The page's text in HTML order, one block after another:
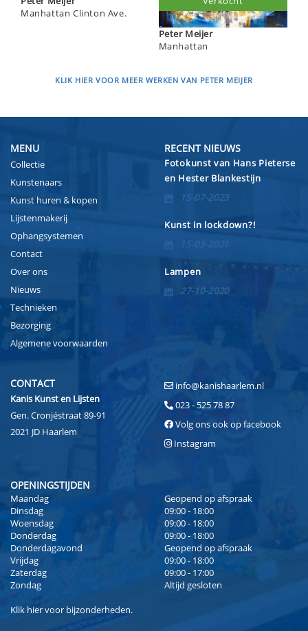
Manhattan Clinton Ave.
Peter Meijer
Manhattan
KLIK HIER VOOR MEER WERKEN VAN PETER MEIJER
MENU
Collectie
Kunstenaars
Kunst huren & kopen
Lijstenmakerij
Ophangsystemen
Contact
Over ons
Nieuws
Technieken
Bezorging
Algemene voorwaarden
RECENT NIEUWS
Fotokunst van Hans Pieterse
en Hester Blankestijn
15-07-2023
Kunst in lockdown?!
15-03-2021
Lampen
27-10-2020
CONTACT
Kanis Kunst en Lijsten
Gen. Cronjéstraat 89-91
2021 JD Haarlem
info@kanishaarlem.nl
023 - 525 78 87
Volg ons ook op facebook
Instagram
OPENINGSTIJDEN
Maandag
Geopend op afspraak
Dinsdag
09:00 - 18:00
Woensdag
09:00 - 18:00
Donderdag
09:00 - 18:00
Donderdagavond
Geopend op afspraak
Vrijdag
09:00 - 18:00
Zaterdag
09:00 - 17:00
Zondag
Altijd gesloten
Klik hiervoor bijzonderheden.